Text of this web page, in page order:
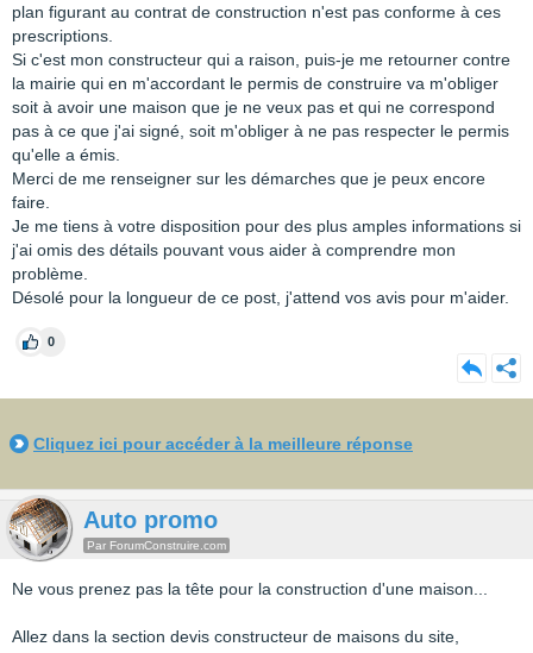
plan figurant au contrat de construction n'est pas conforme à ces
prescriptions.
Si c'est mon constructeur qui a raison, puis-je me retourner contre
la mairie qui en m'accordant le permis de construire va m'obliger
soit à avoir une maison que je ne veux pas et qui ne correspond
pas à ce que j'ai signé, soit m'obliger à ne pas respecter le permis
qu'elle a émis.
Merci de me renseigner sur les démarches que je peux encore
faire.
Je me tiens à votre disposition pour des plus amples informations si
j'ai omis des détails pouvant vous aider à comprendre mon
problème.
Désolé pour la longueur de ce post, j'attend vos avis pour m'aider.
0
Cliquez ici pour accéder à la meilleure réponse
Auto promo
Par ForumConstruire.com
Ne vous prenez pas la tête pour la construction d'une maison...
Allez dans la section devis constructeur de maisons du site,